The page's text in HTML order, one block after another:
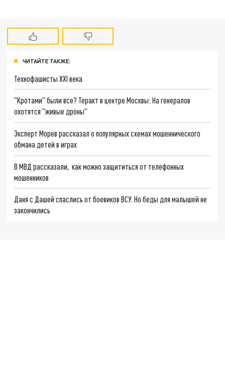
ЧИТАЙТЕ ТАКЖЕ:
Технофашисты XXI века
"Кротами" были все? Теракт в центре Москвы: На генералов
охотятся "живые дроны"
Эксперт Морев рассказал о популярных схемах мошеннического
обмана детей в играх
В МВД рассказали, как можно защититься от телефонных
мошенников
Даня с Дашей спаслись от боевиков ВСУ. Но беды для малышей не
закончились